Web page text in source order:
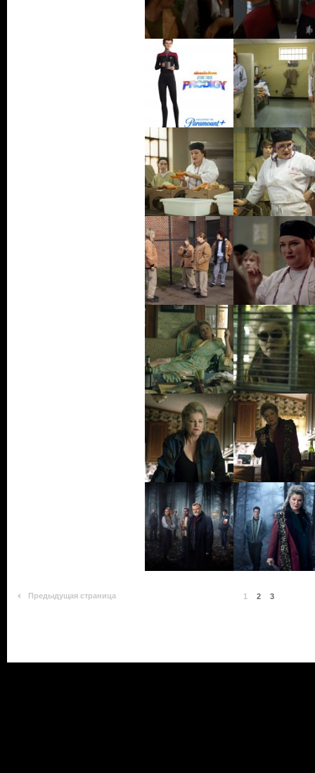
Предыдущая страница 1 2 3